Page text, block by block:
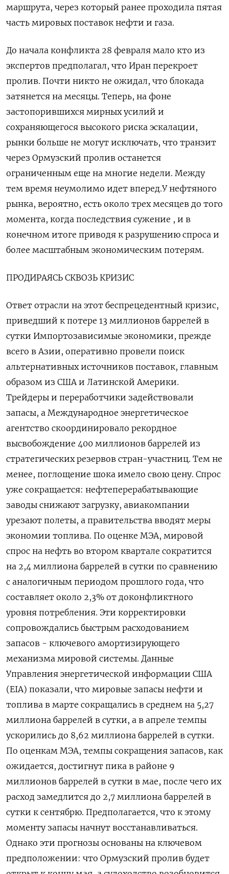
маршрута, через который ранее проходила пятая
часть мировых поставок ‌нефти и газа.
До начала конфликта 28 февраля мало кто из
экспертов предполагал, что Иран перекроет
пролив. Почти никто не ожидал, что блокада
затянется на месяцы. Теперь, на фоне
застопорившихся мирных усилий и
сохраняющегося высокого риска эскалации,
рынки больше не могут исключать, что транзит
через Ормузский пролив останется
ограниченным еще на многие недели. Между
тем время неумолимо идет вперед.У нефтяного
рынка, вероятно, есть около трех месяцев до того
​момента, когда последствия сужение , и в
конечном итоге приводя к разрушению спроса ​и
более масштабным экономическим потерям.
ПРОДИРАЯСЬ СКВОЗЬ КРИЗИС
Ответ отрасли на этот беспрецедентный ​кризис,
приведший ⁠к потере 13 миллионов баррелей в
сутки Импортозависимые экономики, прежде
всего в Азии, оперативно провели поиск
альтернативных источников поставок, главным
образом из США и Латинской Америки.
Трейдеры ‌и переработчики задействовали
запасы, а Международное энергетическое
агентство скоординировало рекордное
высвобождение 400 миллионов баррелей из
стратегических ‌резервов стран-участниц. Тем не
менее, поглощение шока имело свою цену. Спрос
уже сокращается: нефтеперерабатывающие
заводы снижают загрузку, авиакомпании
урезают полеты, а правительства вводят меры
экономии топлива. По оценке МЭА, мировой
спрос на нефть ​во втором квартале сократится
на 2,4 миллиона баррелей в сутки по сравнению
с аналогичным периодом прошлого года, что
составляет около 2,3% от доконфликтного
уровня потребления. Эти корректировки
сопровождались быстрым расходованием
‌запасов - ключевого амортизирующего
механизма мировой системы. Данные
Управления энергетической информации США
(EIA) показали, что мировые запасы нефти и
топлива в марте сокращались в среднем на 5,27
миллиона баррелей в сутки, а ​в апреле темпы
ускорились до 8,62 миллиона баррелей в сутки.
По оценкам МЭА, темпы сокращения запасов, как
ожидается, достигнут пика в районе 9
миллионов баррелей в сутки в мае, после чего ‌их
расход замедлится до 2,7 миллиона баррелей в
сутки к сентябрю. Предполагается, что к этому
моменту запасы начнут восстанавливаться.
Однако эти прогнозы основаны на ключевом
предположении: что Ормузский пролив будет